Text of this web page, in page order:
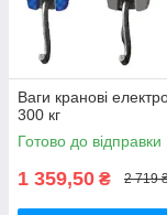
Ваги кранові
300 кг
Готово до відправки
1 359,50 ₴ 2 719